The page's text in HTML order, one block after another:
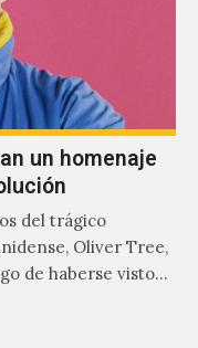
un homenaje
del trágico
Oliver Tree,
de haberse visto